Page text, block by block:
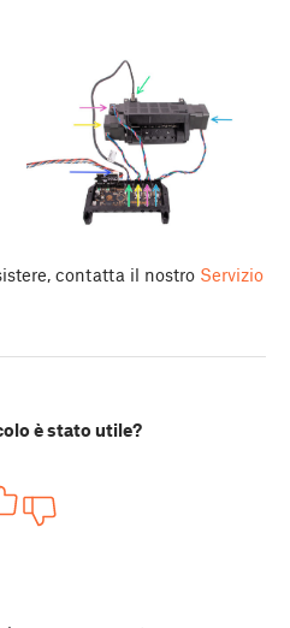
contatta il nostro Servizio
è stato utile?